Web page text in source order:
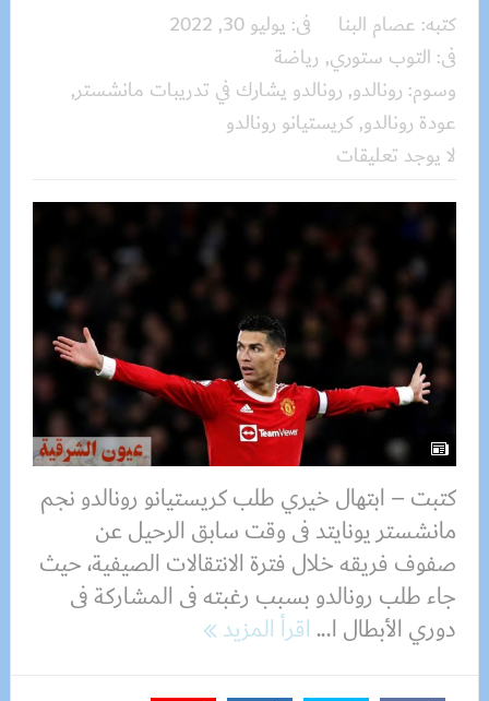
كتبه: عصام البنا فى: يوليو 30, 2022
فى: التوب ستوري, رياضة
وسوم: رونالدو, رونالدو يشارك في تدريبات مانشستر,
عودة رونالدو,كريستيانو رونالدو
لا يوجد تعليقات
كتبت – ابتهال خيري طلب كريستيانو رونالدو نجم
مانشستر يونايتد فى وقت سابق الرحيل عن
صفوف فريقه خلال فترة الانتقالات الصيفية، حيث
جاء طلب رونالدو بسبب رغبته فى المشاركة فى
دوري الأبطال ا...اقرأ المزيد